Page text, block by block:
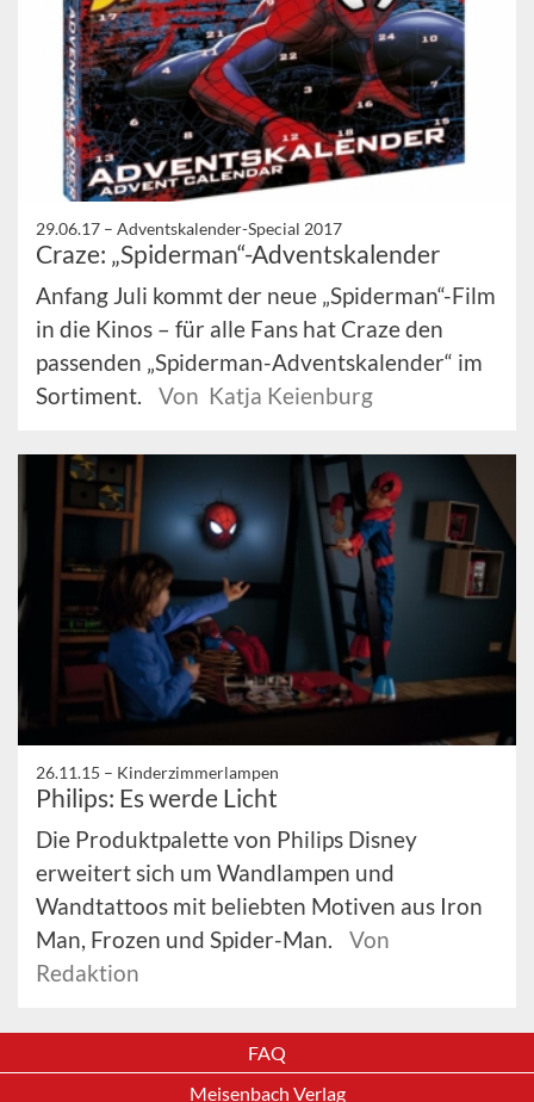
29.06.17 – Adventskalender-Special 2017
Craze: „Spiderman“-Adventskalender
Anfang Juli kommt der neue „Spiderman“-Film
in die Kinos – für alle Fans hat Craze den
passenden „Spiderman-Adventskalender“ im
Sortiment.
Von Katja Keienburg
26.11.15 – Kinderzimmerlampen
Philips: Es werde Licht
Die Produktpalette von Philips Disney
erweitert sich um Wandlampen und
Wandtattoos mit beliebten Motiven aus Iron
Man, Frozen und Spider-Man.
Von
Redaktion
FAQ
Meisenbach Verlag